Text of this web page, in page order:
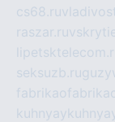
cs68.ru
raszar.ru
seksuzb.ru